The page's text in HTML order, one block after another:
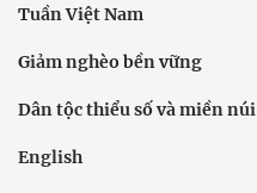
Tuần Việt Nam
Giảm nghèo bền vững
Dân tộc thiểu số và miền núi
English